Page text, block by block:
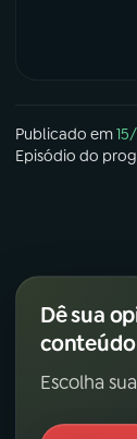
Instagram
Publicado em
Episódio do
Dê sua
conteúdo
Escolha